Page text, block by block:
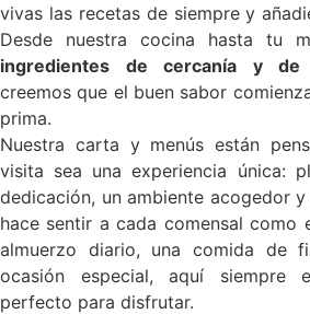
vivas las recetas de siempre y
Desde nuestra cocina hasta tu
ingredientes de cercanía y de
creemos que el buen sabor
prima.
Nuestra carta y menús están
visita sea una experiencia única:
dedicación, un ambiente acogedor y
hace sentir a cada comensal como
almuerzo diario, una comida de
ocasión especial, aquí siempre
perfecto para disfrutar.